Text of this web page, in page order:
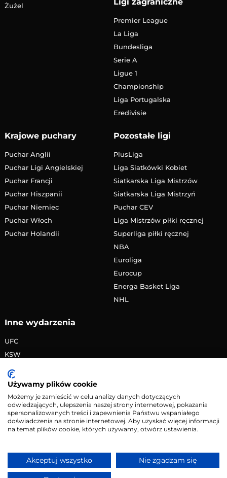
Żużel
Premier League
La Liga
Bundesliga
Serie A
Ligue 1
Championship
Liga Portugalska
Eredivisie
Krajowe puchary
Puchar Anglii
Puchar Ligi Angielskiej
Puchar Francji
Puchar Hiszpanii
Puchar Niemiec
Puchar Włoch
Puchar Holandii
Pozostałe ligi
PlusLiga
Liga Siatkówki Kobiet
Siatkarska Liga Mistrzów
Siatkarska Liga Mistrzyń
Puchar CEV
Liga Mistrzów piłki ręcznej
Superliga piłki ręcznej
NBA
Euroliga
Eurocup
Energa Basket Liga
NHL
Inne wydarzenia
UFC
KSW
PRIME MMA
Żużlowa Ekstraliga
Speedway Grand Prix
Skoki narciarskie
Kontakt•Reklama• Polityka prywatności
Używamy plików cookie
Możemy je zamieścić w celu analizy danych dotyczących
odwiedzających, ulepszenia naszej strony internetowej, pokazania
spersonalizowanych treści i zapewnienia Państwu wspaniałego
doświadczenia na stronie internetowej. Aby uzyskać więcej informacji
na temat plików cookie, których używamy, otwórz ustawienia.
Akceptuj wszystko Nie zgadzam się